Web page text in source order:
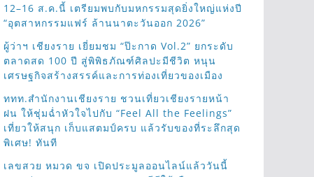
12–16 ส.ค.นี้ เตรียมพบกับมหกรรมสุดยิ่งใหญ่แห่งปี
“อุตสาหกรรมแฟร์ ล้านนาตะวันออก 2026”
ผู้ว่าฯ เชียงราย เยี่ยมชม “ป๊ะกาด Vol.2” ยกระดับ
ตลาดสด 100 ปี สู่พิพิธภัณฑ์ศิลปะมีชีวิต หนุน
เศรษฐกิจสร้างสรรค์และการท่องเที่ยวของเมือง
ททท.สำนักงานเชียงราย ชวนเที่ยวเชียงรายหน้า
ฝน ให้ชุ่มฉ่ำหัวใจไปกับ “Feel All the Feelings”
เที่ยวให้สนุก เก็บแสตมป์ครบ แล้วรับของที่ระลึกสุด
พิเศษ! ทันที
เลขสวย หมวด ขจ เปิดประมูลออนไลน์แล้ววันนี้